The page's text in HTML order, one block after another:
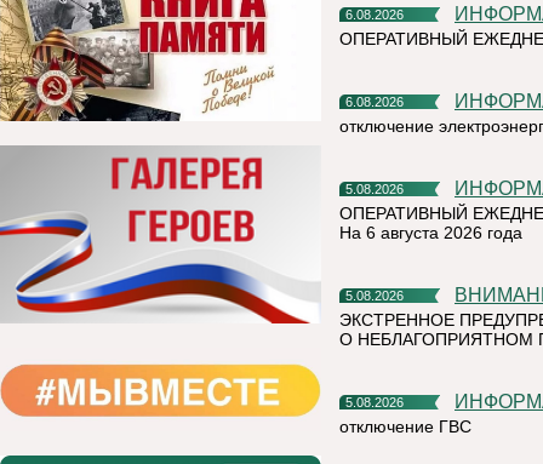
6.08.2026
ОПЕРАТИВНЫЙ
6.08.2026
отключение
5.08.2026
ОПЕРАТИВНЫЙ
На 6 августа 2026 года
5.08.2026
ЭКСТРЕННОЕ
О НЕБЛАГОПРИЯТНОМ
5.08.2026
отключение ГВС